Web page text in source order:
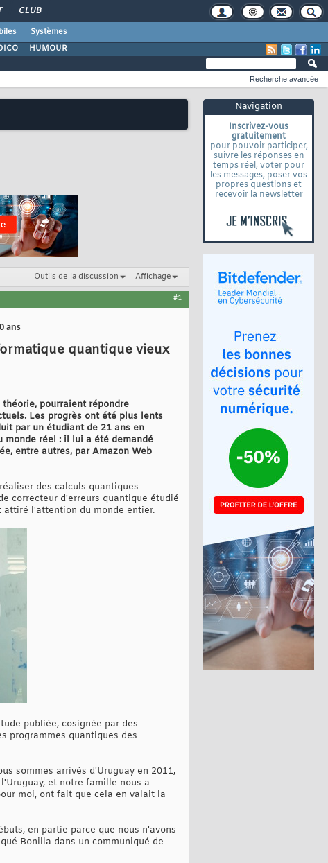
CLUB
Systèmes
HUMOUR
Navigation
Inscrivez-vous
gratuitement
pour pouvoir participer,
suivre les réponses en
temps réel, voter pour
les messages, poser vos
propres questions et
recevoir la newsletter
Recherche avancée
Outils de la discussion Affichage
#1
ans
quantique vieux
pourraient répondre
Les progrès ont été plus lents
par un étudiant de 21 ans en
monde réel : il lui a été demandé
entre autres, par Amazon Web
des calculs quantiques
correcteur d'erreurs quantique étudié
attiré l'attention du monde entier.
publiée, cosignée par des
programmes quantiques des
sommes arrivés d'Uruguay en 2011,
et notre famille nous a
moi, ont fait que cela en valait la
en partie parce que nous n'avons
Bonilla dans un communiqué de